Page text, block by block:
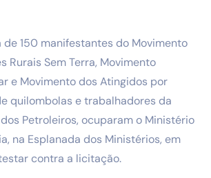
de 150 manifestantes do Movimento
Rurais Sem Terra, Movimento
e Movimento dos Atingidos por
quilombolas e trabalhadores da
Petroleiros, ocuparam o Ministério
na Esplanada dos Ministérios, em
contra a licitação.